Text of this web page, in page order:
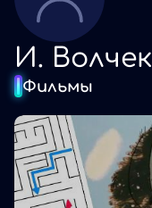
И. Волчек
Фильмы